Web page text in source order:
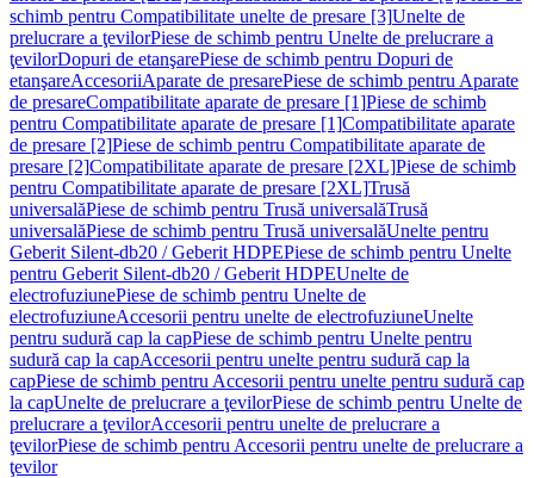
schimb pentru Compatibilitate unelte de presare [3]Unelte de
prelucrare a ţevilorPiese de schimb pentru Unelte de prelucrare a
ţevilorDopuri de etanşarePiese de schimb pentru Dopuri de
etanşareAccesoriiAparate de presarePiese de schimb pentru Aparate
de presareCompatibilitate aparate de presare [1]Piese de schimb
pentru Compatibilitate aparate de presare [1]Compatibilitate aparate
de presare [2]Piese de schimb pentru Compatibilitate aparate de
presare [2]Compatibilitate aparate de presare [2XL]Piese de schimb
pentru Compatibilitate aparate de presare [2XL]Trusă
universalăPiese de schimb pentru Trusă universalăTrusă
universalăPiese de schimb pentru Trusă universalăUnelte pentru
Geberit Silent-db20 / Geberit HDPEPiese de schimb pentru Unelte
pentru Geberit Silent-db20 / Geberit HDPEUnelte de
electrofuziunePiese de schimb pentru Unelte de
electrofuziuneAccesorii pentru unelte de electrofuziuneUnelte
pentru sudură cap la capPiese de schimb pentru Unelte pentru
sudură cap la capAccesorii pentru unelte pentru sudură cap la
capPiese de schimb pentru Accesorii pentru unelte pentru sudură cap
la capUnelte de prelucrare a ţevilorPiese de schimb pentru Unelte de
prelucrare a ţevilorAccesorii pentru unelte de prelucrare a
ţevilorPiese de schimb pentru Accesorii pentru unelte de prelucrare a
ţevilor